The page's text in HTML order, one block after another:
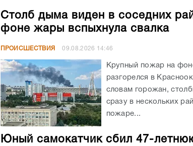
Столб дыма виден в соседних
фоне жары вспыхнула свалка
ПРОИСШЕСТВИЯ 09.08.2026 14:46
Крупный пожар на
разгорелся в
словам горожан,
сразу в нескольких
пожаре...
Юный самокатчик сбил 47-